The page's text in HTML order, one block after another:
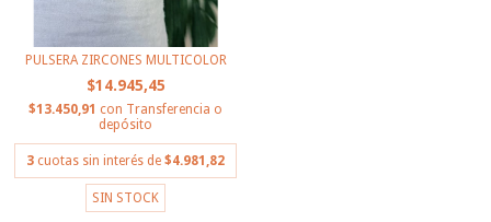
PULSERA ZIRCONES MULTICOLOR
$14.945,45
$13.450,91 con Transferencia o
depósito
3 cuotas sin interés de $4.981,82
SIN STOCK